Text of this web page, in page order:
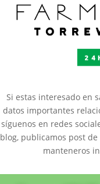
Si estas interesado en
datos importantes
síguenos en redes
blog, publicamos post
manteneros